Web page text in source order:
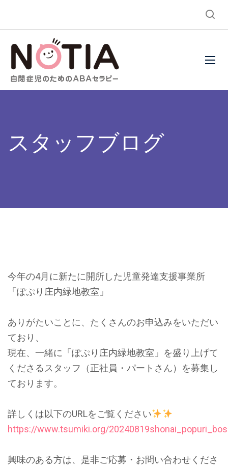
スタッフブログ
今年の4月に新たに開所した児童発達支援事業所
「ぽぷり庄内緑地教室」
ありがたいことに、たくさんのお申込みをいただい
ており、
現在、一緒に「ぽぷり庄内緑地教室」を盛り上げて
くださるスタッフ（正社員・パートさん）を募集し
ております。
詳しくは以下のURLをご覧ください
https://www.tsumiki.org/
興味のある方は、是非ご応募・お問い合わせくださ